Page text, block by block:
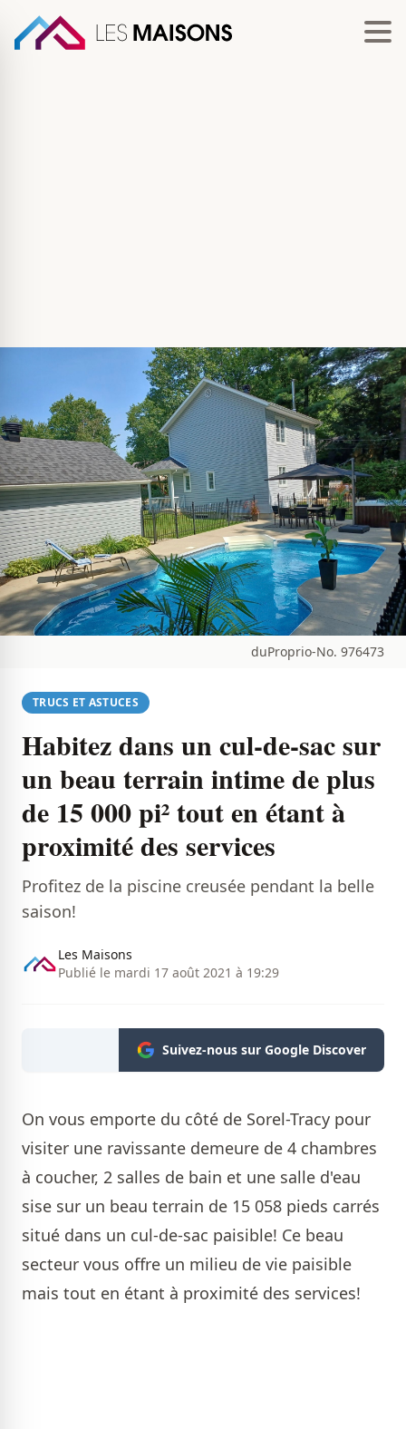
duProprio-No. 976473
TRUCS ET ASTUCES
Habitez dans un cul-de-sac sur
un beau terrain intime de plus
de 15 000 pi² tout en étant à
proximité des services
Profitez de la piscine creusée pendant la belle
saison!
Les Maisons
Publié le mardi 17 août 2021 à 19:29
Suivez-nous sur Google Discover
On vous emporte du côté de Sorel-Tracy pour
visiter une ravissante demeure de 4 chambres
à coucher, 2 salles de bain et une salle d'eau
sise sur un beau terrain de 15 058 pieds carrés
situé dans un cul-de-sac paisible! Ce beau
secteur vous offre un milieu de vie paisible
mais tout en étant à proximité des services!